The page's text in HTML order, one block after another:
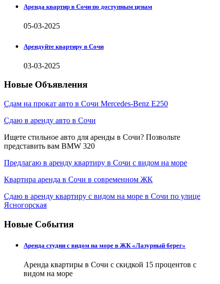
Аренда квартир в Сочи по доступным ценам
05-03-2025
Арендуйте квартиру в Сочи
03-03-2025
Новые Объявления
Сдам на прокат авто в Сочи Mercedes-Benz E250
Сдаю в аренду авто в Сочи
Ищете стильное авто для аренды в Сочи? Позвольте
представить вам BMW 320
Предлагаю в аренду квартиру в Сочи с видом на море
Квартира аренда в Сочи в современном ЖК
Сдаю в аренду квартиру с видом на море в Сочи по улице
Ясногорская
Новые События
Аренда студии с видом на море в ЖК «Лазурный берег»
Аренда квартиры в Сочи с скидкой 15 процентов с
видом на море